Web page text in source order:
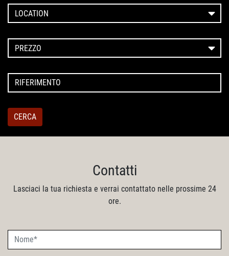
CERCA
Contatti
Lasciaci la tua richiesta e verrai contattato nelle prossime 24
ore.